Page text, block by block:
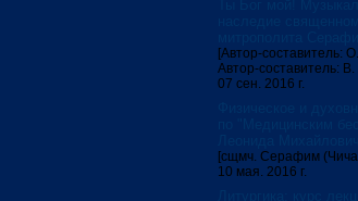
[Автор-составитель:
Автор-составитель:
07 сен. 2016 г.
[сщмч. Серафим
10 мая. 2016 г.